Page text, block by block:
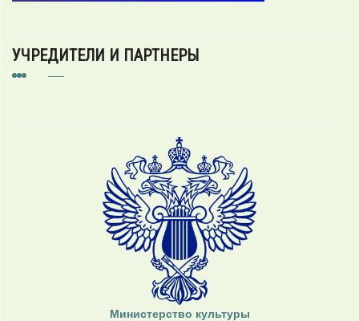
УЧРЕДИТЕЛИ И ПАРТНЕРЫ
Министерство культуры